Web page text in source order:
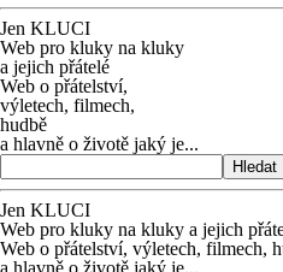
Jen KLUCI
Web pro kluky na kluky
a jejich přátelé
Web o přátelství,
výletech, filmech,
hudbě
a hlavně o životě jaký je...
Hledat
Jen KLUCI
Web pro kluky na kluky a jejich
Web o přátelství, výletech, filmech,